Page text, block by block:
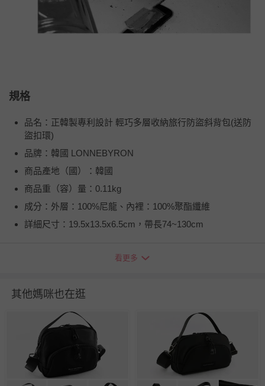
規格
品名：正韓製專利設計 輕巧多層收納旅行防盜斜背包(送防
盜扣環)
品牌：韓國 LONNEBYRON
商品產地（國）：韓國
商品重（容）量：0.11kg
成分：外層：100%尼龍、內裡：100%聚酯纖維
詳細尺寸：19.5x13.5x6.5cm，帶長74~130cm
看更多
其他媽咪也在逛